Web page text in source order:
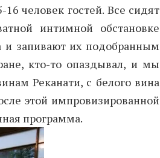
человек гостей. Все сидят
интимной обстановке
запивают их подобранным
кто-то опаздывал, и мы
Реканати, с белого вина
этой импровизированной
программа.